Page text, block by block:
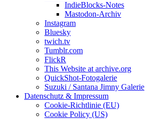
IndieBlocks-Notes
Mastodon-Archiv
Instagram
Bluesky
twich.tv
Tumblr.com
FlickR
This Website at archive.org
QuickShot-Fotogalerie
Suzuki / Santana Jimny Galerie
Datenschutz & Impressum
Cookie-Richtlinie (EU)
Cookie Policy (US)